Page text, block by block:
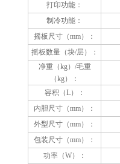
打印功能：
制冷功能：
摇板尺寸（mm）：
摇板数量（块/层）：
净重（kg）/毛重
（kg）：
容积（L）：
内胆尺寸（mm）：
外型尺寸（mm）：
包装尺寸（mm）：
功率（W）：